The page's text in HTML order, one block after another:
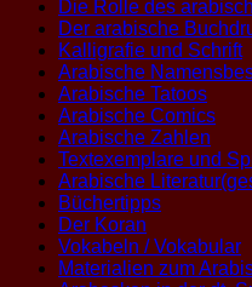
Die Rolle des
Der arabische
Kalligrafie und Schrift
Arabische
Arabische Tatoos
Arabische Comics
Arabische Zahlen
Textexemplare und
Arabische
Büchertipps
Der Koran
Vokabeln / Vokabular
Materialien zum